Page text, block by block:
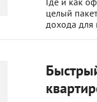
целый
дохода для